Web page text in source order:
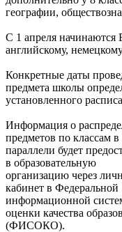
географии,
С 1 апреля начинаются
английскому,
Конкретные даты
предмета школы
установленного
Информация о
предметов по классам в
параллели будет
в образовательную
организацию через
кабинет в Федеральной
информационной
оценки качества
(ФИСОКО).